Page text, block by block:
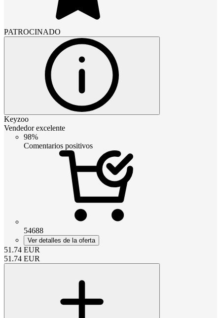
PATROCINADO
Keyzoo
Vendedor excelente
98%
Comentarios positivos
54688
Ver detalles de la oferta
51.74 EUR
51.74 EUR